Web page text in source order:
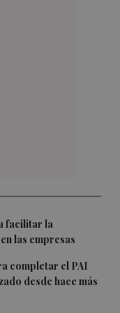
facilitar la
las empresas
completar el PAI
desde hace más